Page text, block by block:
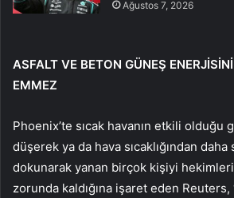
Ağustos 7, 2026
ASFALT VE BETON GÜNEŞ
EMMEZ
Phoenix’te sıcak havanın etkili olduğu
düşerek ya da hava sıcaklığından daha
dokunarak yanan birçok kişiyi
zorunda kaldığına işaret eden Reuters,